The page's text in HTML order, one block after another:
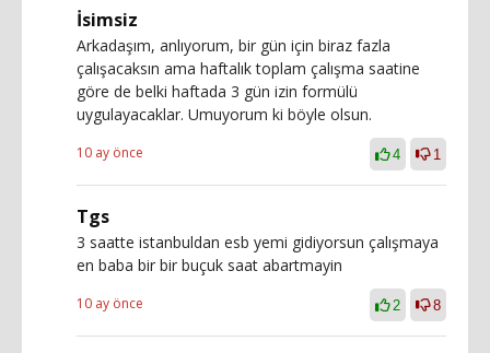
İsimsiz
Arkadaşım, anlıyorum, bir gün için biraz fazla
çalışacaksın ama haftalık toplam çalışma saatine
göre de belki haftada 3 gün izin formülü
uygulayacaklar. Umuyorum ki böyle olsun.
10 ay önce 4 1
Tgs
3 saatte istanbuldan esb yemi gidiyorsun çalışmaya
en baba bir bir buçuk saat abartmayin
10 ay önce 2 8